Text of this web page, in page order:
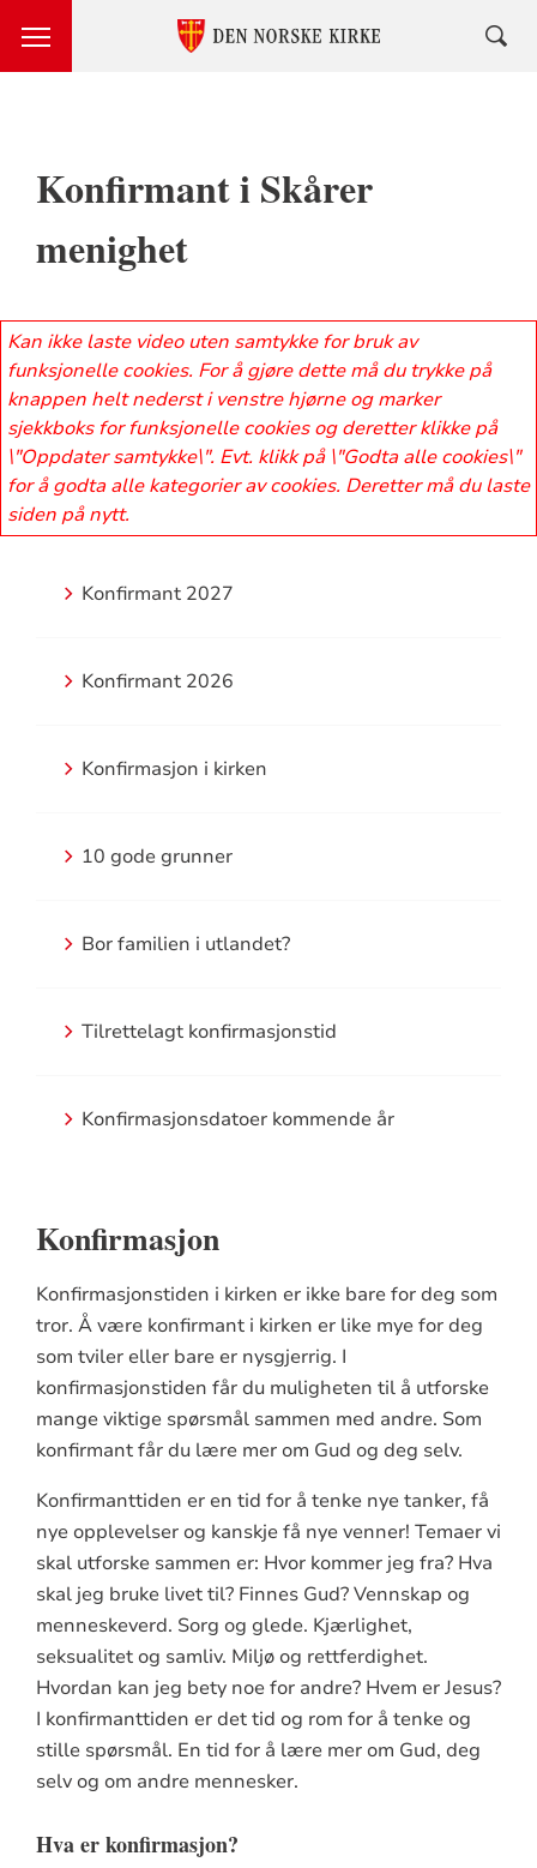
Konfirmant i Skårer
menighet
Kan ikke laste video uten samtykke for bruk av
funksjonelle cookies. For å gjøre dette må du trykke på
knappen helt nederst i venstre hjørne og marker
sjekkboks for funksjonelle cookies og deretter klikke på
\"Oppdater samtykke\". Evt. klikk på \"Godta alle cookies\"
for å godta alle kategorier av cookies. Deretter må du laste
siden på nytt.
Konfirmant 2027
Konfirmant 2026
Konfirmasjon i kirken
10 gode grunner
Bor familien i utlandet?
Tilrettelagt konfirmasjonstid
Konfirmasjonsdatoer kommende år
Konfirmasjon
Konfirmasjonstiden i kirken er ikke bare for deg som
tror. Å være konfirmant i kirken er like mye for deg
som tviler eller bare er nysgjerrig. I
konfirmasjonstiden får du muligheten til å utforske
mange viktige spørsmål sammen med andre. Som
konfirmant får du lære mer om Gud og deg selv.
Konfirmanttiden er en tid for å tenke nye tanker, få
nye opplevelser og kanskje få nye venner! Temaer vi
skal utforske sammen er: Hvor kommer jeg fra? Hva
skal jeg bruke livet til? Finnes Gud? Vennskap og
menneskeverd. Sorg og glede. Kjærlighet,
seksualitet og samliv. Miljø og rettferdighet.
Hvordan kan jeg bety noe for andre? Hvem er Jesus?
I konfirmanttiden er det tid og rom for å tenke og
stille spørsmål. En tid for å lære mer om Gud, deg
selv og om andre mennesker.
Hva er konfirmasjon?